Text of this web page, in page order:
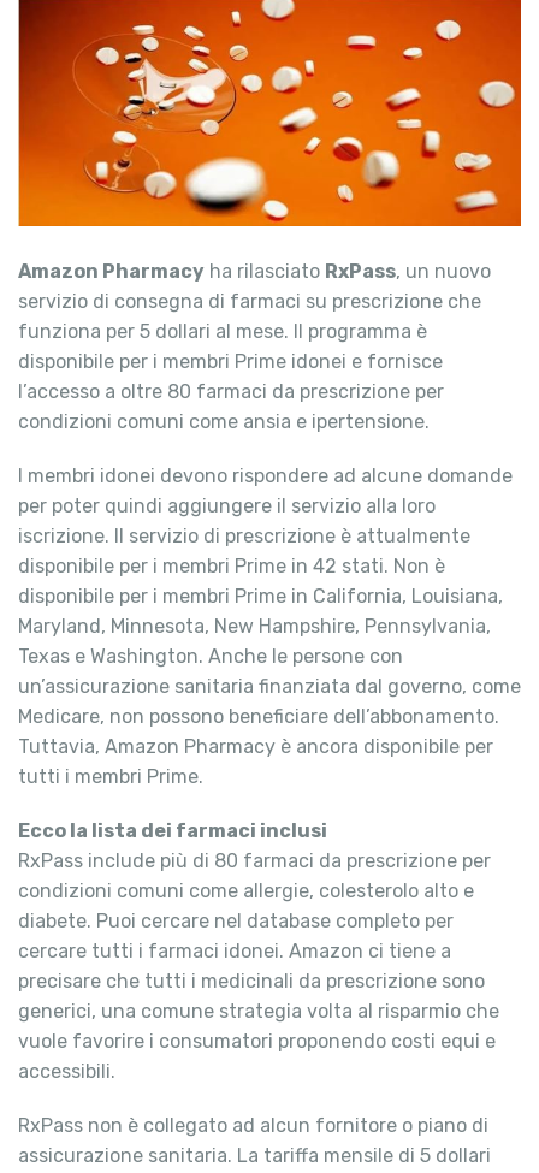
Amazon Pharmacy ha rilasciato RxPass, un nuovo
servizio di consegna di farmaci su prescrizione che
funziona per 5 dollari al mese. Il programma è
disponibile per i membri Prime idonei e fornisce
l’accesso a oltre 80 farmaci da prescrizione per
condizioni comuni come ansia e ipertensione.
I membri idonei devono rispondere ad alcune domande
per poter quindi aggiungere il servizio alla loro
iscrizione. Il servizio di prescrizione è attualmente
disponibile per i membri Prime in 42 stati. Non è
disponibile per i membri Prime in California, Louisiana,
Maryland, Minnesota, New Hampshire, Pennsylvania,
Texas e Washington. Anche le persone con
un’assicurazione sanitaria finanziata dal governo, come
Medicare, non possono beneficiare dell’abbonamento.
Tuttavia, Amazon Pharmacy è ancora disponibile per
tutti i membri Prime.
Ecco la lista dei farmaci inclusi
RxPass include più di 80 farmaci da prescrizione per
condizioni comuni come allergie, colesterolo alto e
diabete. Puoi cercare nel database completo per
cercare tutti i farmaci idonei. Amazon ci tiene a
precisare che tutti i medicinali da prescrizione sono
generici, una comune strategia volta al risparmio che
vuole favorire i consumatori proponendo costi equi e
accessibili.
RxPass non è collegato ad alcun fornitore o piano di
assicurazione sanitaria. La tariffa mensile di 5 dollari